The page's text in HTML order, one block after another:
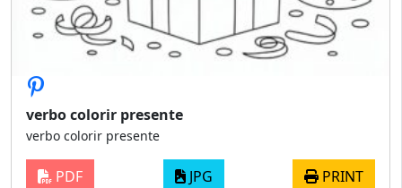
verbo colorir presente
verbo colorir presente
PDF JPG PRINT